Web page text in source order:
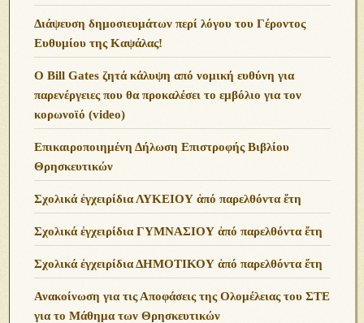
Διάψευση δημοσιευμάτων περί λόγου του Γέροντος
Ευθυμίου της Καψάλας!
O Bill Gates ζητά κάλυψη από νομική ευθύνη για
παρενέργειες που θα προκαλέσει το εμβόλιο για τον
κορωνοϊό (video)
Επικαιροποιημένη Δήλωση Επιστροφής Βιβλίου
Θρησκευτικών
Σχολικά ἐγχειρίδια ΛΥΚΕΙΟΥ ἀπό παρελθόντα ἔτη
Σχολικά ἐγχειρίδια ΓΥΜΝΑΣΙΟΥ ἀπό παρελθόντα ἔτη
Σχολικά ἐγχειρίδια ΔΗΜΟΤΙΚΟΥ ἀπό παρελθόντα ἔτη
Ανακοίνωση για τις Αποφάσεις της Ολομέλειας του ΣΤΕ
για το Μάθημα των Θρησκευτικών